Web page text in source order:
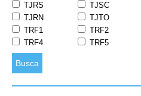
TJRS
TJSC
TJRN
TJTO
TRF1
TRF2
TRF4
TRF5
Busca